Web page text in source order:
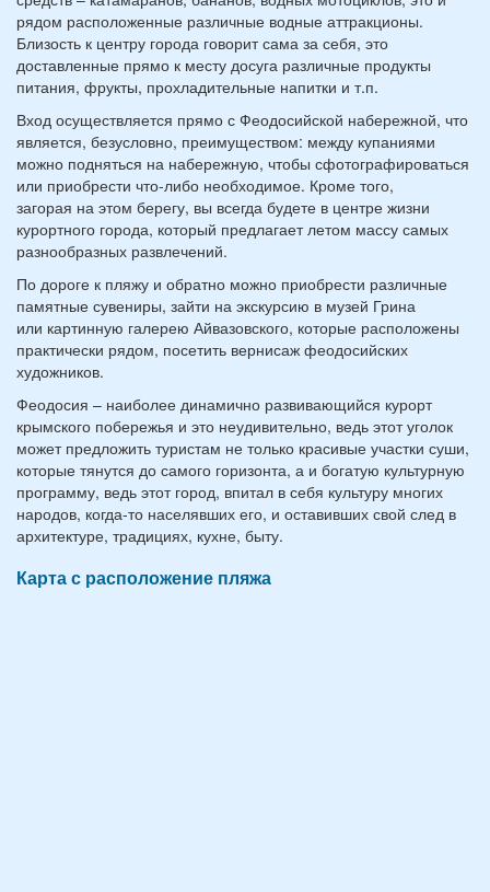
рядом расположенные различные водные аттракционы.
Близость к центру города говорит сама за себя, это
доставленные прямо к месту досуга различные продукты
питания, фрукты, прохладительные напитки и т.п.
Вход осуществляется прямо с Феодосийской набережной, что
является, безусловно, преимуществом: между купаниями
можно подняться на набережную, чтобы сфотографироваться
или приобрести что-либо необходимое. Кроме того,
загорая на этом берегу, вы всегда будете в центре жизни
курортного города, который предлагает летом массу самых
разнообразных развлечений.
По дороге к пляжу и обратно можно приобрести различные
памятные сувениры, зайти на экскурсию в музей Грина
или картинную галерею Айвазовского, которые расположены
практически рядом, посетить вернисаж феодосийских
художников.
Феодосия – наиболее динамично развивающийся курорт
крымского побережья и это неудивительно, ведь этот уголок
может предложить туристам не только красивые участки суши,
которые тянутся до самого горизонта, а и богатую культурную
программу, ведь этот город, впитал в себя культуру многих
народов, когда-то населявших его, и оставивших свой след в
архитектуре, традициях, кухне, быту.
Карта с расположение пляжа